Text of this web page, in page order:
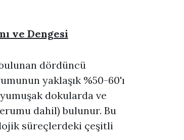
ve Dengesi
dördüncü
yaklaşık %50-60'ı
dokularda ve
dahil) bulunur. Bu
süreçlerdeki çeşitli